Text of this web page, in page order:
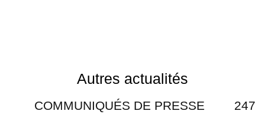
Autres actualités
COMMUNIQUÉS DE PRESSE 247